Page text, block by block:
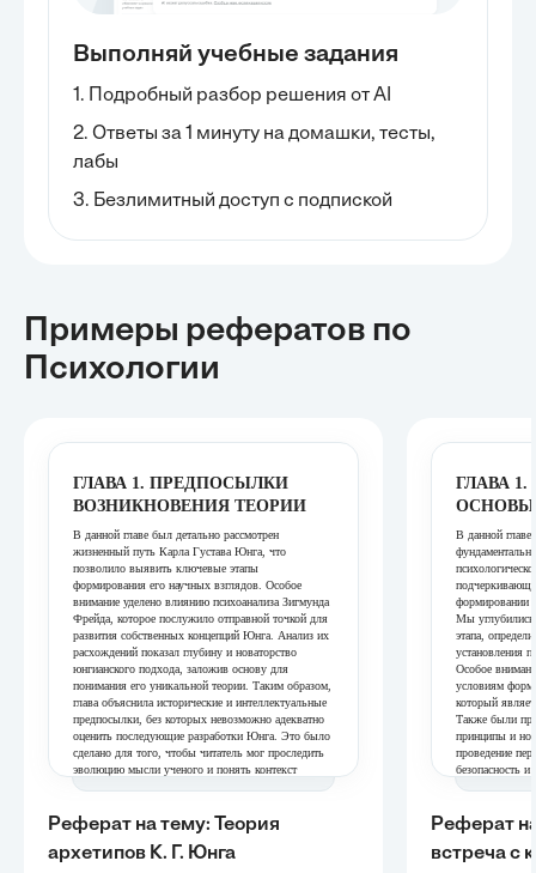
Выполняй учебные задания
1. Подробный разбор решения от AI
2. Ответы за 1 минуту на домашки, тесты,
лабы
3. Безлимитный доступ с подпиской
Примеры рефератов по
Психологии
ГЛАВА 1. ПРЕДПОСЫЛКИ
ВОЗНИКНОВЕНИЯ ТЕОРИИ
В данной главе был детально рассмотрен
жизненный путь Карла Густава Юнга, что
позволило выявить ключевые этапы
формирования его научных взглядов. Особое
внимание уделено влиянию психоанализа Зигмунда
Фрейда, которое послужило отправной точкой для
развития собственных концепций Юнга. Анализ их
расхождений показал глубину и новаторство
юнгианского подхода, заложив основу для
понимания его уникальной теории. Таким образом,
глава объяснила исторические и интеллектуальные
предпосылки, без которых невозможно адекватно
оценить последующие разработки Юнга. Это было
сделано для того, чтобы читатель мог проследить
эволюцию мысли ученого и понять контекст
возникновения теории архетипов.
ГЛАВА 2. КОЛЛЕКТИВНОЕ
БЕССОЗНАТЕЛЬНОЕ И
АРХЕТИПЫ
Реферат на тему: Теория
архетипов К. Г. Юнга
ГЛАВА
ОСНОВЫ
В данной главе
формировании
Мы углубились
этапа,
установления
Особое
условиям
который
Также были
принципы и
проведение
безопасность
было заложить
контакта с
ГЛАВА
Реферат
встреча с